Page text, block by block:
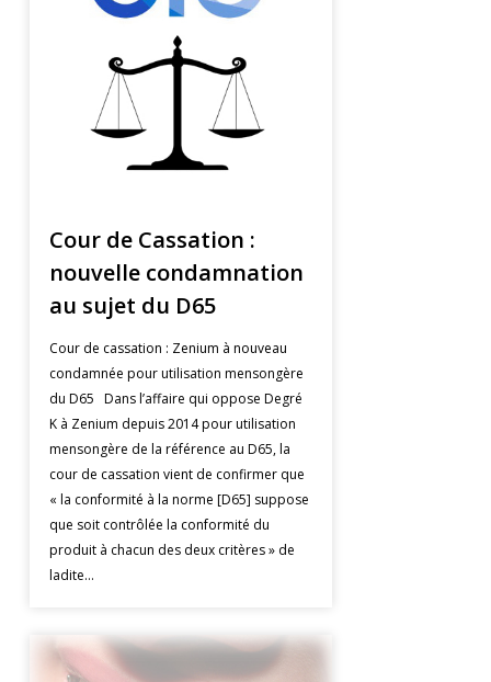
Cour de Cassation :
nouvelle condamnation
au sujet du D65
Cour de cassation : Zenium à nouveau
condamnée pour utilisation mensongère
du D65 Dans l’affaire qui oppose Degré
K à Zenium depuis 2014 pour utilisation
mensongère de la référence au D65, la
cour de cassation vient de confirmer que
« la conformité à la norme [D65] suppose
que soit contrôlée la conformité du
produit à chacun des deux critères » de
ladite…